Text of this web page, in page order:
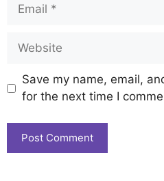
Save my name, email,
for the next time I